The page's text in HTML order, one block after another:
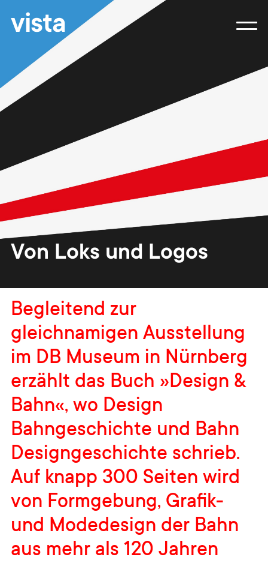
vista
Von Loks und Logos
Begleitend zur
gleichnamigen Ausstellung
im DB Museum in Nürnberg
erzählt das Buch »Design &
Bahn«, wo Design
Bahngeschichte und Bahn
Designgeschichte schrieb.
Auf knapp 300 Seiten wird
von Formgebung, Grafik-
und Modedesign der Bahn
aus mehr als 120 Jahren